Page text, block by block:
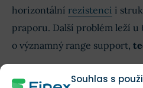
Souhlas s
horizontální rezistenci i
praporu. Další problém leží u
o významný range support,
Teprve návrat nad tuto